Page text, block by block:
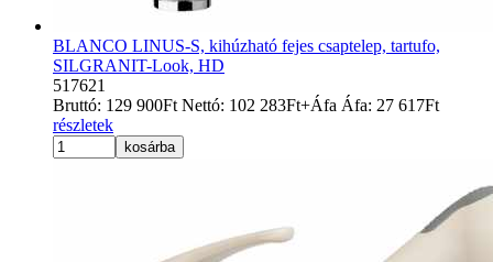
BLANCO LINUS-S, kihúzható fejes csaptelep, tartufo,
SILGRANIT-Look, HD
517621
Bruttó: 129 900Ft Nettó: 102 283Ft+Áfa Áfa: 27 617Ft
részletek
kosárba